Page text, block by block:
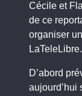
Cécile et
de ce
organiser
LaTeleLibre.
D’abord
aujourd’hui